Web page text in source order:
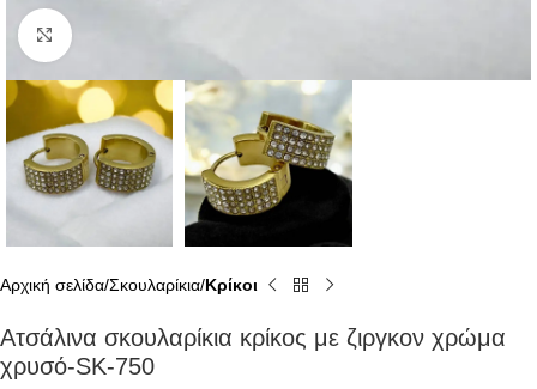
Click to enlarge
Αρχική σελίδα Σκουλαρίκια Κρίκοι
Ατσάλινα σκουλαρίκια κρίκος με ζιργκον χρώμα
χρυσό-SK-750